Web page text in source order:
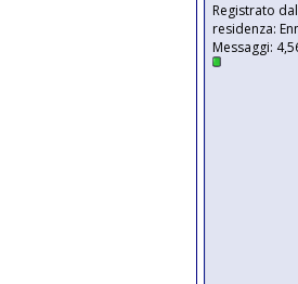
Registrato
residenza:
Messaggi: